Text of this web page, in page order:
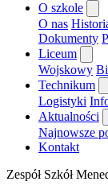
O szkole
O nas
Dokumenty
Liceum
Wojskowy
Technikum
Logistyki
Aktualności
Najnowsze
Kontakt
Zespół Szkół